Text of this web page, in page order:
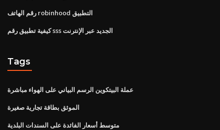
رقم الهاتف robinhood التطبيق
كيفية تطبيق رقم sss الجديد عبر الإنترنت
Tags
عملة البيتكوين الرسم البياني على الهواء مباشرة
الموثق بطاقة تجارية صغيرة
متوسط ​​أسعار الفائدة على السندات البلدية